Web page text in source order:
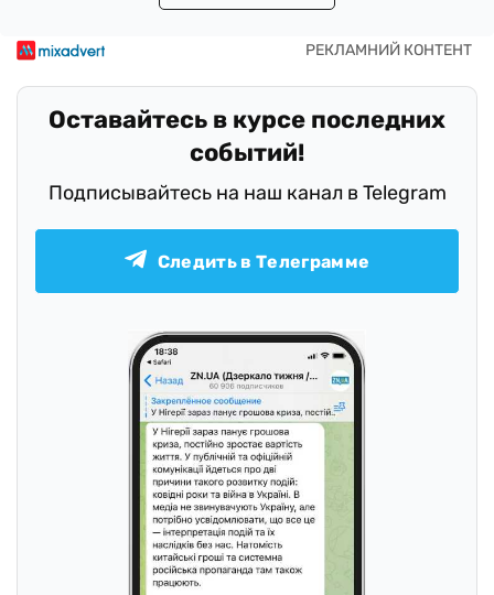
Оставайтесь в курсе последних
событий!
Подписывайтесь на наш канал в Telegram
Следить в Телеграмме